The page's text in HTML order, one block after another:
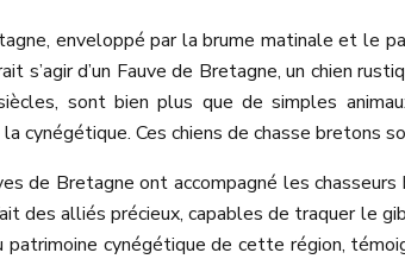
enveloppé par la brume matinale et le
s’agir d’un Fauve de Bretagne, un chien
sont bien plus que de simples
cynégétique. Ces chiens de chasse bretons
de Bretagne ont accompagné les
des alliés précieux, capables de traquer le
cynégétique de cette région,